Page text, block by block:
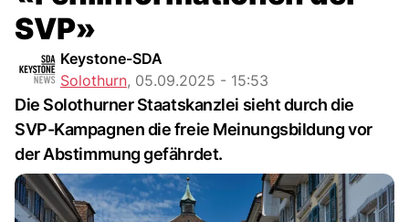
SVP»
Keystone-SDA
Solothurn, 05.09.2025 - 15:53
Die Solothurner Staatskanzlei sieht durch die
SVP-Kampagnen die freie Meinungsbildung vor
der Abstimmung gefährdet.